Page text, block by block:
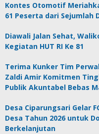
Kontes Otomotif
61 Peserta dari Sejumlah
Diawali Jalan Sehat,
Kegiatan HUT RI Ke 81
Terima Kunker Tim
Zaldi Amir Komitmen
Publik Akuntabel Bebas
Desa Ciparungsari Gelar
Desa Tahun 2026 untuk
Berkelanjutan